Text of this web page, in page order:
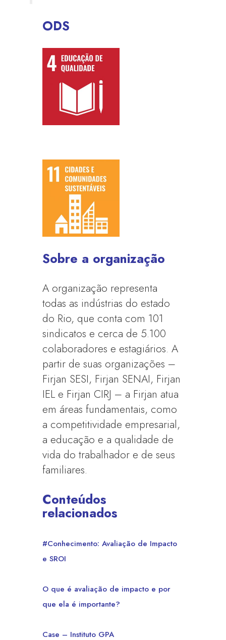
ODS
Sobre a organização
A organização representa
todas as indústrias do estado
do Rio, que conta com 101
sindicatos e cerca de 5.100
colaboradores e estagiários. A
partir de suas organizações –
Firjan SESI, Firjan SENAI, Firjan
IEL e Firjan CIRJ – a Firjan atua
em áreas fundamentais, como
a competitividade empresarial,
a educação e a qualidade de
vida do trabalhador e de seus
familiares.
Conteúdos
relacionados
#Conhecimento: Avaliação de Impacto
e SROI
O que é avaliação de impacto e por
que ela é importante?
Case – Instituto GPA